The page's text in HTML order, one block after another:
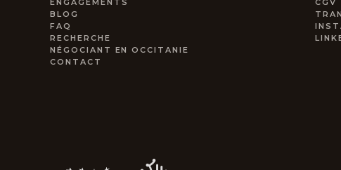
ENGAGEMENTS
BLOG
FAQ
RECHERCHE
NÉGOCIANT EN OCCITANIE
CONTACT
CGV